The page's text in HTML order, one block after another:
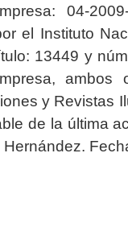
04-2009-
el Instituto
13449 y
ambos
y Revistas
de la última